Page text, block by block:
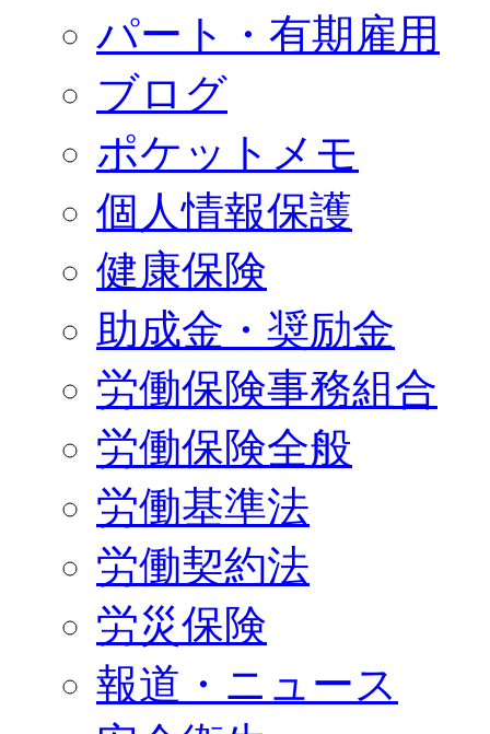
パート・有期雇用
ブログ
ポケットメモ
個人情報保護
健康保険
助成金・奨励金
労働保険事務組合
労働保険全般
労働基準法
労働契約法
労災保険
報道・ニュース